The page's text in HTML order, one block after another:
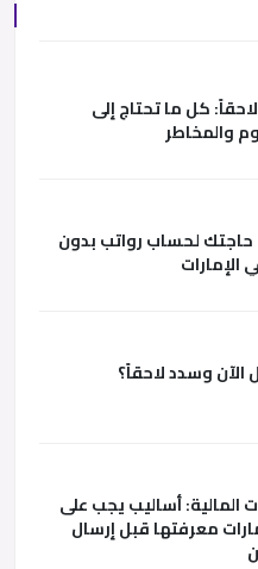
كل ما تحتاج إلى
والمخاطر
حاجتك لحساب رواتب بدون
الإمارات
وسدد لاحقاً؟
المالية: أساليب يجب على
معرفتها قبل إرسال